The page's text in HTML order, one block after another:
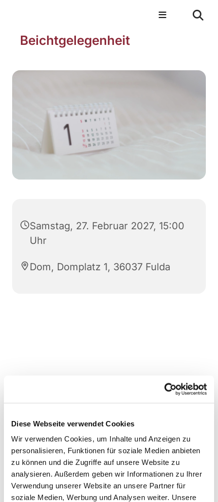
Diese Webseite verwendet Cookies
Wir verwenden Cookies, um Inhalte und Anzeigen zu
personalisieren, Funktionen für soziale Medien anbieten
zu können und die Zugriffe auf unsere Website zu
analysieren. Außerdem geben wir Informationen zu Ihrer
Verwendung unserer Website an unsere Partner für
soziale Medien, Werbung und Analysen weiter. Unsere
Beichtgelegenheit
Samstag, 27. Februar 2027, 15:00
Uhr
Dom, Domplatz 1, 36037 Fulda